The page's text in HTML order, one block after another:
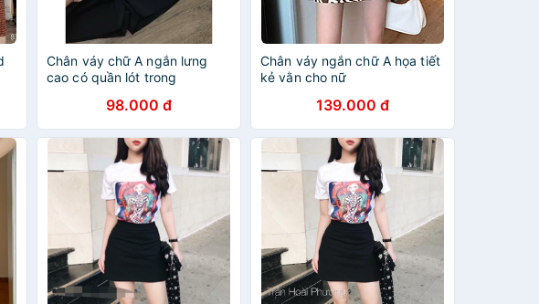
Chân váy chữ A ngắn lưng
cao có quần lót trong
98.000 đ
Chân váy ngắn chữ A họa tiết
kẻ vằn cho nữ
139.000 đ